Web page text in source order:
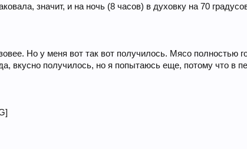
значит, и на ночь (8 часов) в духовку на 70
Но у меня вот так вот получилось. Мясо полностью
вкусно получилось, но я попытаюсь еще, потому что в